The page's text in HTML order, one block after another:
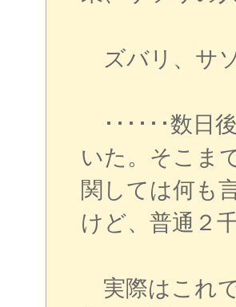
ズバリ、サ
･･････数日
いた。そこま
関しては何も
けど、普通２
実際はこれ